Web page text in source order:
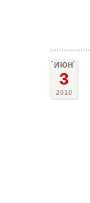
ИЮН
3
2010